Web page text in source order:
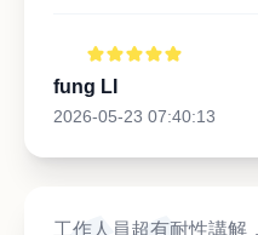
fung LI
2026-05-23 07:40:13
工作人員超有耐性講解